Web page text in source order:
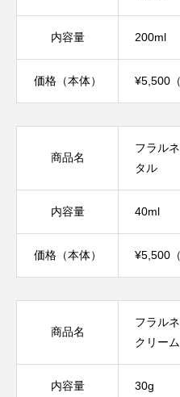
内容量 200ml
価格（本体） ¥5,500
商品名
フラル
タル
内容量 40ml
価格（本体） ¥5,500
商品名
フラル
クリーム
内容量 30g